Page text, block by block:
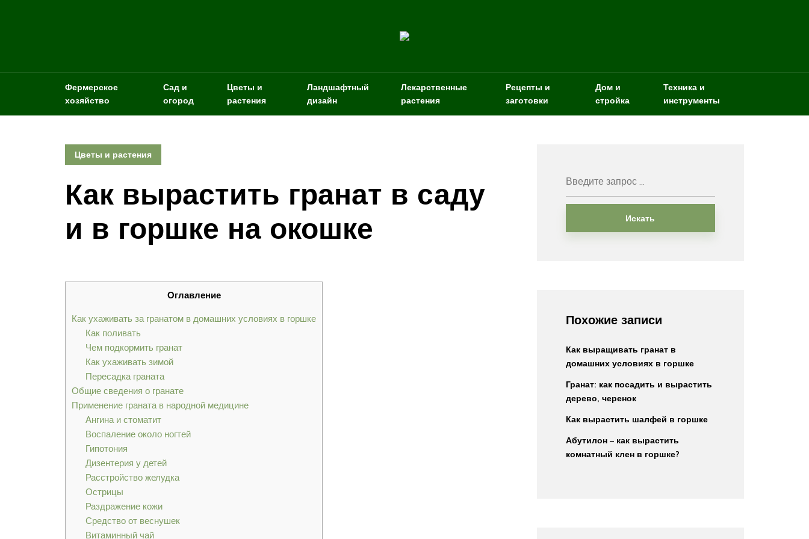
Фермерское
хозяйство
Сад и
огород
Цветы и
растения
Ландшафтный
дизайн
Лекарственные
растения
Рецепты и
заготовки
Дом и
стройка
Техника и
инструменты
Цветы и растения
Как вырастить гранат в саду
и в горшке на окошке
Оглавление
Как ухаживать за гранатом в домашних условиях в горшке
Как поливать
Чем подкормить гранат
Как ухаживать зимой
Пересадка граната
Общие сведения о гранате
Применение граната в народной медицине
Ангина и стоматит
Воспаление около ногтей
Гипотония
Дизентерия у детей
Расстройство желудка
Острицы
Раздражение кожи
Средство от веснушек
Витаминный чай
Искать
Похожие записи
Как выращивать гранат в
домашних условиях в горшке
Гранат: как посадить и вырастить
дерево, черенок
Как вырастить шалфей в горшке
Абутилон – как вырастить
комнатный клен в горшке?